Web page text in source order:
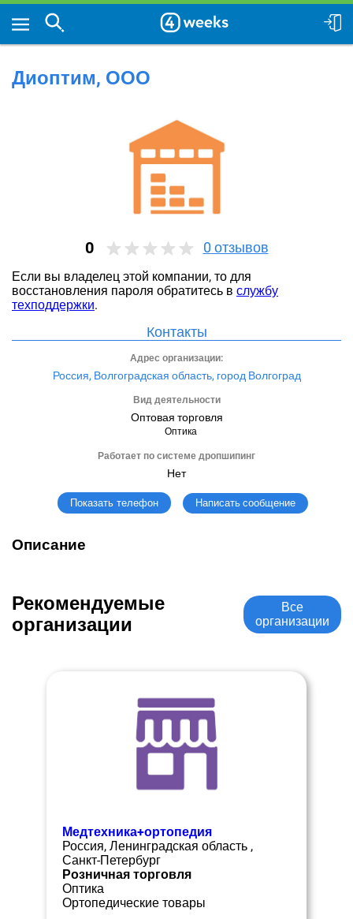
Диоптим, ООО
0 0 отзывов
Если вы владелец этой компании, то для
восстановления пароля обратитесь в службу
техподдержки.
Контакты
Адрес организации:
Россия, Волгоградская область, город Волгоград
Вид деятельности
Оптовая торговля
Оптика
Работает по системе дропшипинг
Нет
Показать телефон Написать сообщение
Описание
Рекомендуемые
организации
Все
организации
Медтехника+ортопедия
Россия, Ленинградская область ,
Санкт-Петербург
Розничная торговля
Оптика
Ортопедические товары